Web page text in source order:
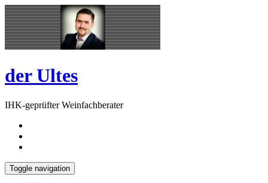
Skip
to
content
Open
Sidebar
der Ultes
IHK-geprüfter Weinfachberater
Toggle navigation